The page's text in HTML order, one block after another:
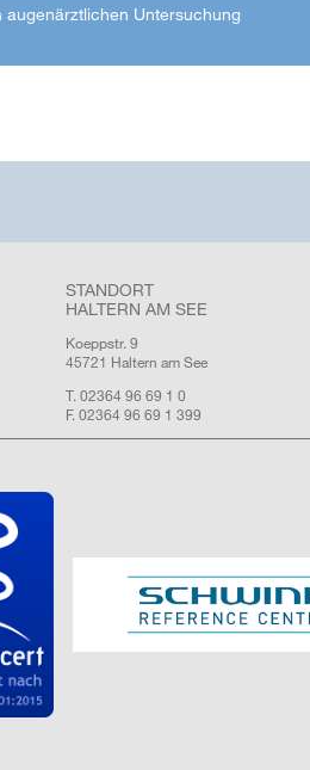
Untersuchung
STANDORT
HALTERN AM SEE
Koeppstr. 9
45721 Haltern am See
T. 02364 96 69 1 0
F. 02364 96 69 1 399